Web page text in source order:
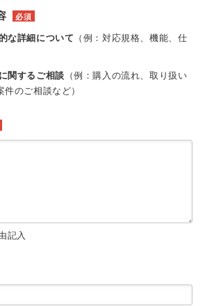
必須
な詳細について （例：対応規格、機能、仕
関するご相談 （例：購入の流れ、取り扱い
のご相談など）
記入